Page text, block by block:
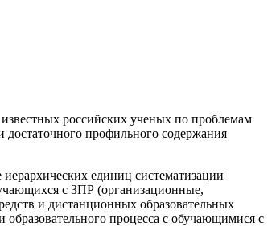
российских ученых по проблемам
достаточного профильного содержания
единиц систематизации
с ЗПР (организационные,
и дистанционных образовательных
процесса с обучающимися с